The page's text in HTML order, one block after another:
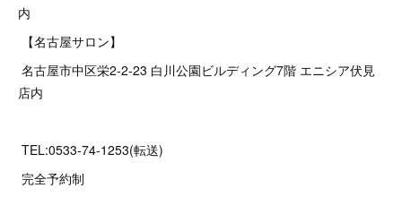
内
【名古屋サロン】
名古屋市中区栄2‐2‐23 白川公園ビルディング7階 エニシア伏見
店内
TEL:0533-74-1253(転送)
完全予約制